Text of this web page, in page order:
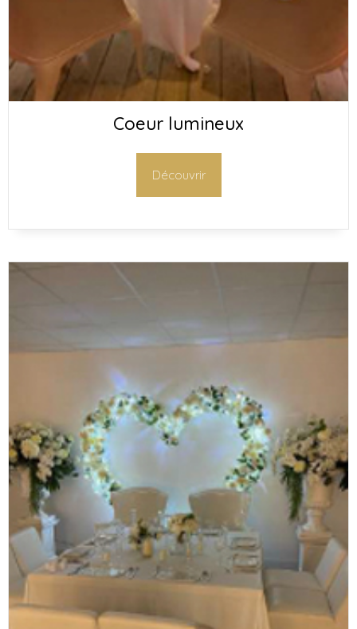
Coeur lumineux
Découvrir